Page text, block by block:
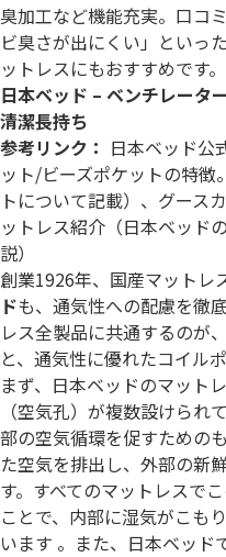
臭加工など機能充実。口コ
ビ臭さが出にくい」といっ
ットレスにもおすすめです。
日本ベッド – ベンチレータ
清潔長持ち
参考リンク： 日本ベッド公
ット/ビーズポケットの特
トについて記載）、 グース
ットレス紹介 （日本ベッド
説）
創業1926年、国産マットレ
ドも、通気性への配慮を徹
レス全製品に共通するのが
と、通気性に優れたコイル
まず、日本ベッドのマット
（空気孔）が複数設けられ
部の空気循環を促すための
た空気を排出し、外部の新
す。すべてのマットレスで
ことで、内部に湿気がこも
います 。また、日本ベッド